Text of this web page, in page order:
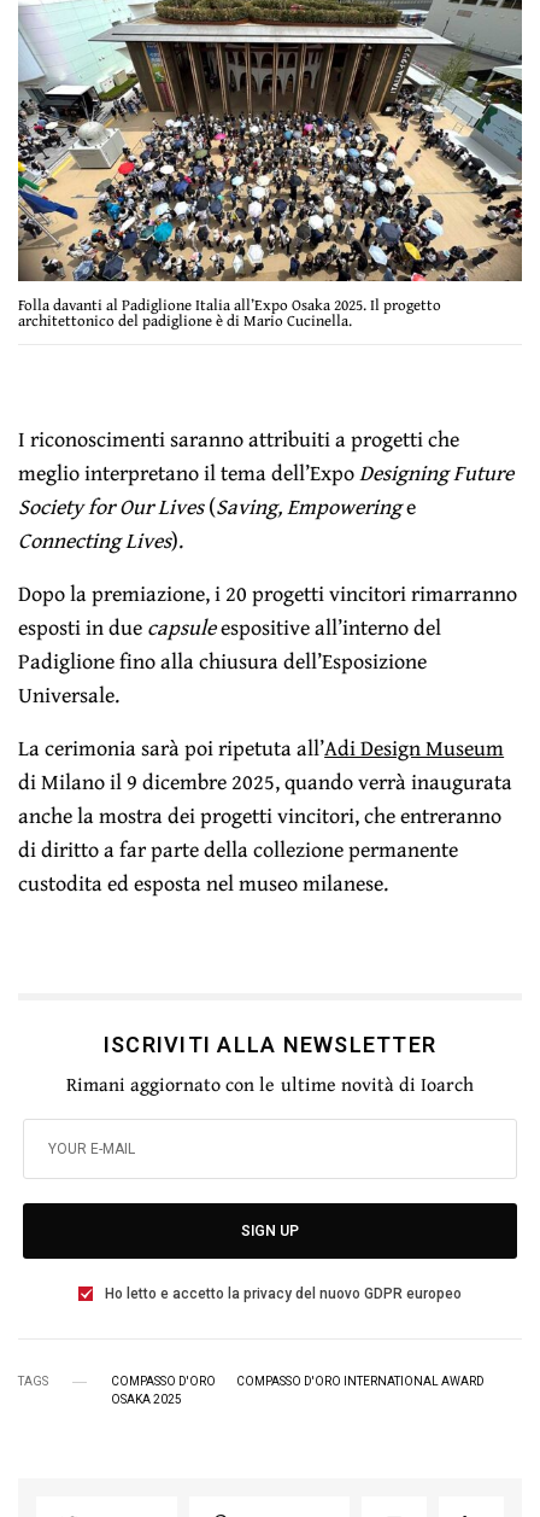
Folla davanti al Padiglione Italia all’Expo Osaka 2025. Il progetto
architettonico del padiglione è di Mario Cucinella.
I riconoscimenti saranno attribuiti a progetti che
meglio interpretano il tema dell’ExpoDesigning Future
Society for Our Lives(Saving, Empoweringe
Connecting Lives).
Dopo la premiazione, i 20 progetti vincitori rimarranno
esposti in duecapsuleespositive all’interno del
Padiglione fino alla chiusura dell’Esposizione
Universale.
La cerimonia sarà poi ripetuta all’Adi Design Museum
di Milano il 9 dicembre 2025, quando verrà inaugurata
anche la mostra dei progetti vincitori, che entreranno
di diritto a far parte della collezione permanente
custodita ed esposta nel museo milanese.
ISCRIVITI ALLA NEWSLETTER
Rimani aggiornato con le ultime novità di Ioarch
SIGN UP
Ho letto e accetto la privacy del nuovo GDPR europeo
TAGS COMPASSO D'ORO
COMPASSO D'ORO INTERNATIONAL AWARD
OSAKA 2025